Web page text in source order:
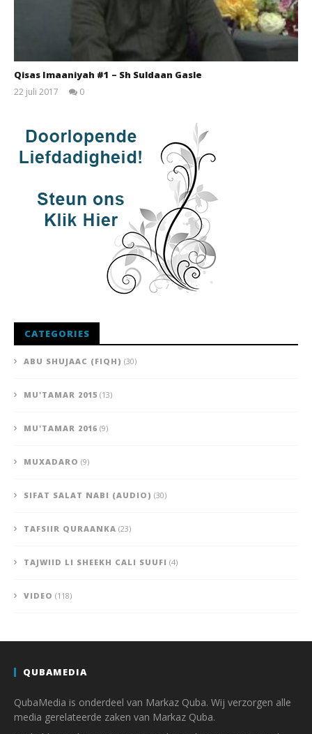
Qisas Imaaniyah #1 – Sh Suldaan Gasle
22 juli 2017
0
CATEGORIES
ABU SHUJAAC (FIQH) (30)
MU'TAMAR 2015 (13)
MU'TAMAR 2016 (9)
MUXADARO (9)
SIFAT SALAT NABI (AUDIO) (30)
TAFSIIR QURAANKA (23)
TAJWIID LI SHEEKH CALI SUUFI (4)
VIDEO (118)
QUBAMEDIA
QubaMedia is onderdeel van Markaz Quba. Wij verzorgen alle
media gerelateerde zaken van Markaz Quba.